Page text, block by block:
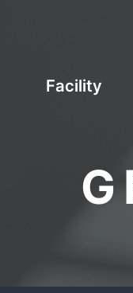
Facility